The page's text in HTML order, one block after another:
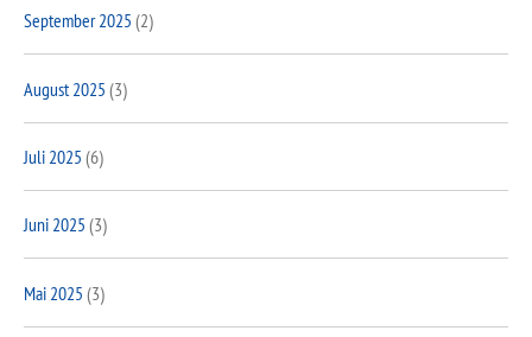
September 2025 (2)
August 2025 (3)
Juli 2025 (6)
Juni 2025 (3)
Mai 2025 (3)